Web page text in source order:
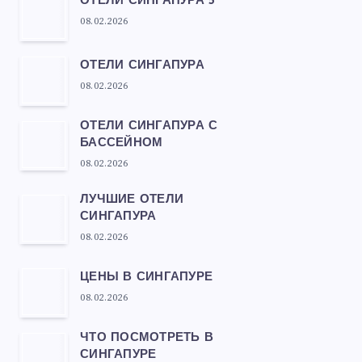
08.02.2026
ОТЕЛИ СИНГАПУРА
08.02.2026
ОТЕЛИ СИНГАПУРА С
БАССЕЙНОМ
08.02.2026
ЛУЧШИЕ ОТЕЛИ
СИНГАПУРА
08.02.2026
ЦЕНЫ В СИНГАПУРЕ
08.02.2026
ЧТО ПОСМОТРЕТЬ В
СИНГАПУРЕ